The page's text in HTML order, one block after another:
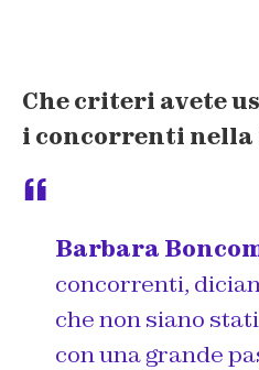
Che criteri avete
i concorrenti nella
Barbara
concorrenti,
che non siano
con una grande